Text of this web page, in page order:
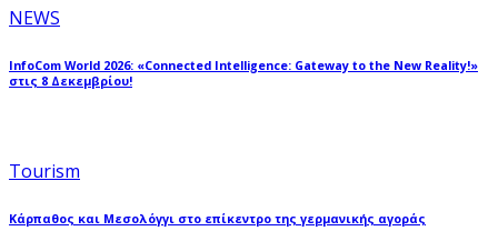
NEWS
InfoCom World 2026: «Connected Intelligence: Gateway to the New Reality!»
στις 8 Δεκεμβρίου!
Tourism
Κάρπαθος και Μεσολόγγι στο επίκεντρο της γερμανικής αγοράς